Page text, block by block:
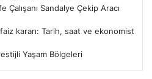
Çalışanı Sandalye Çekip Aracı
faiz kararı: Tarih, saat ve ekonomist
Yaşam Bölgeleri